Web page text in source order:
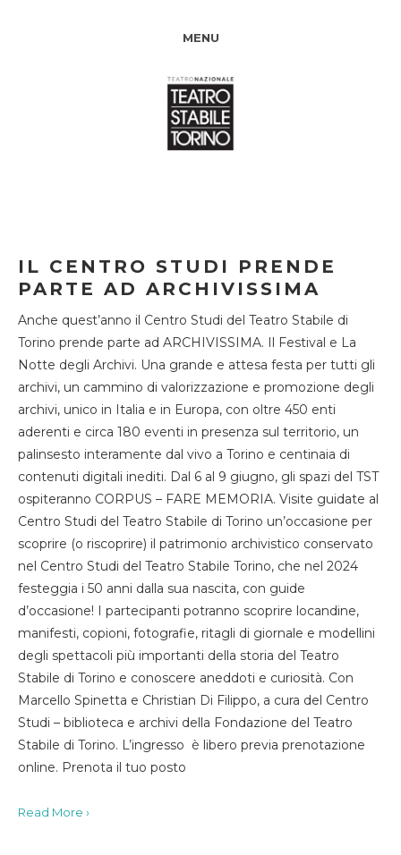
MENU
IL CENTRO STUDI PRENDE
PARTE AD ARCHIVISSIMA
Anche quest’anno il Centro Studi del Teatro Stabile di
Torino prende parte ad ARCHIVISSIMA. Il Festival e La
Notte degli Archivi. Una grande e attesa festa per tutti gli
archivi, un cammino di valorizzazione e promozione degli
archivi, unico in Italia e in Europa, con oltre 450 enti
aderenti e circa 180 eventi in presenza sul territorio, un
palinsesto interamente dal vivo a Torino e centinaia di
contenuti digitali inediti. Dal 6 al 9 giugno, gli spazi del TST
ospiteranno CORPUS – FARE MEMORIA. Visite guidate al
Centro Studi del Teatro Stabile di Torino un’occasione per
scoprire (o riscoprire) il patrimonio archivistico conservato
nel Centro Studi del Teatro Stabile Torino, che nel 2024
festeggia i 50 anni dalla sua nascita, con guide
d’occasione! I partecipanti potranno scoprire locandine,
manifesti, copioni, fotografie, ritagli di giornale e modellini
degli spettacoli più importanti della storia del Teatro
Stabile di Torino e conoscere aneddoti e curiosità. Con
Marcello Spinetta e Christian Di Filippo, a cura del Centro
Studi – biblioteca e archivi della Fondazione del Teatro
Stabile di Torino. L’ingresso è libero previa prenotazione
online. Prenota il tuo posto
Read More ›